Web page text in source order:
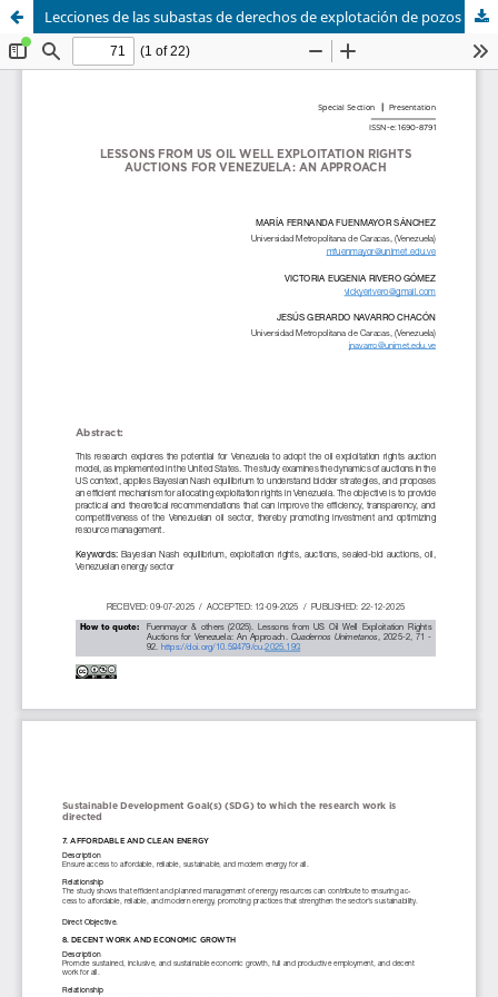
Lecciones de las subastas de derechos de explotación de pozos petroleros de Estados Unidos para Venezuela: una aproximación